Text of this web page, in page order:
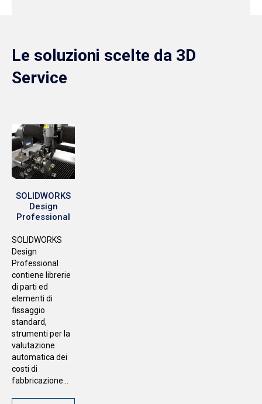
Le soluzioni scelte da 3D
Service
SOLIDWORKS
Design
Professional
SOLIDWORKS
Design
Professional
contiene librerie
di parti ed
elementi di
fissaggio
standard,
strumenti per la
valutazione
automatica dei
costi di
fabbricazione...